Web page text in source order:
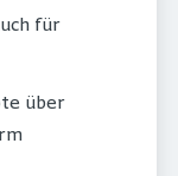
für
über